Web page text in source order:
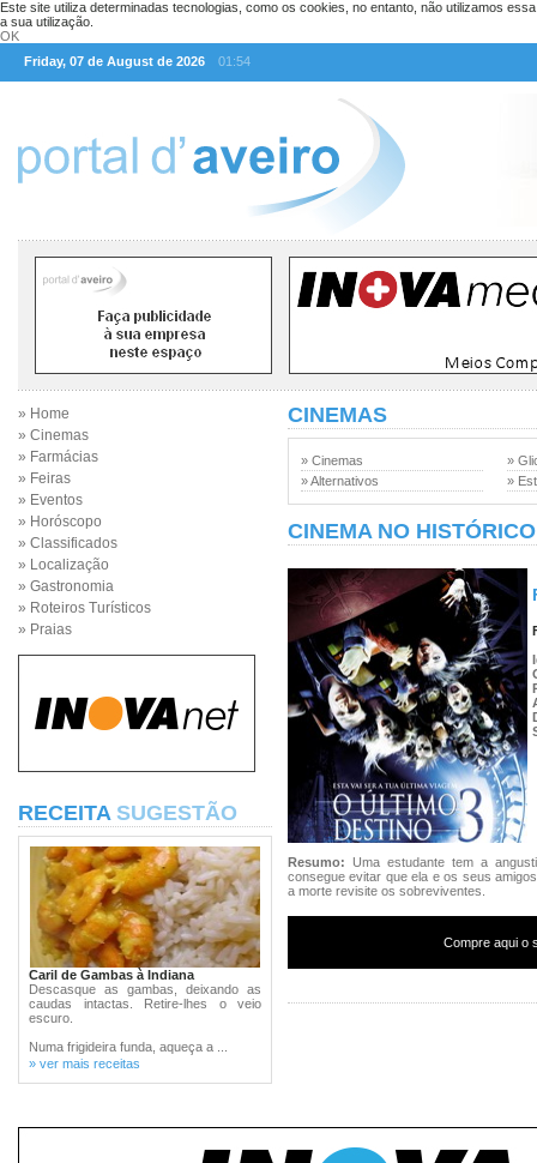
Este site utiliza determinadas tecnologias, como os cookies, no entanto, não utilizamos
a sua utilização.
OK
Friday, 07 de August de 2026
01:54
» Home
» Cinemas
» Farmácias
» Feiras
» Eventos
» Horóscopo
» Classificados
» Localização
» Gastronomia
» Roteiros Turísticos
» Praias
RECEITA SUGESTÃO
Caril de Gambas à Indiana
Descasque as gambas, deixando as
caudas intactas. Retire-lhes o veio
escuro.
Numa frigideira funda, aqueça a ...
» ver mais receitas
CINEMAS
» Cinemas
» Alternativos
»
»
CINEMA NO HISTÓRICO
Resumo: Uma estudante tem a
consegue evitar que ela e os seus
a morte revisite os sobreviventes.
Compre aqui o